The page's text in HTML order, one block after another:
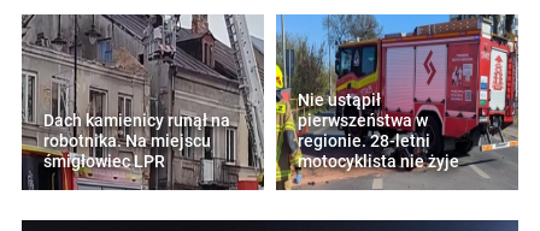
Dach kamienicy runął na
robotnika. Na miejscu
śmigłowiec LPR
Nie ustąpił
pierwszeństwa w
regionie. 28-letni
motocyklista nie żyje